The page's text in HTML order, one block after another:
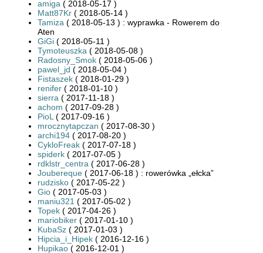
amiga ( 2018-05-17 )
Matt87Kr ( 2018-05-14 )
Tamiza ( 2018-05-13 ) : wyprawka - Rowerem do
Aten
GiGi ( 2018-05-11 )
Tymoteuszka ( 2018-05-08 )
Radosny_Smok ( 2018-05-06 )
pawel_jd ( 2018-05-04 )
Fistaszek ( 2018-01-29 )
renifer ( 2018-01-10 )
sierra ( 2017-11-18 )
achom ( 2017-09-28 )
PioL ( 2017-09-16 )
mrocznytapczan ( 2017-08-30 )
archi194 ( 2017-08-20 )
CykloFreak ( 2017-07-18 )
spiderk ( 2017-07-05 )
rdklstr_centra ( 2017-06-28 )
Joubereque ( 2017-06-18 ) : rowerówka „ełcka”
rudzisko ( 2017-05-22 )
Gio ( 2017-05-03 )
maniu321 ( 2017-05-02 )
Topek ( 2017-04-26 )
mariobiker ( 2017-01-10 )
KubaSz ( 2017-01-03 )
Hipcia_i_Hipek ( 2016-12-16 )
Hupikao ( 2016-12-01 )